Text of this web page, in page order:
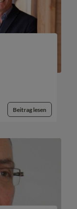
Beitrag lesen